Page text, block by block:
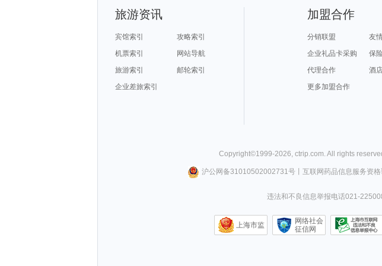
旅游资讯
宾馆索引
攻略索引
机票索引
网站导航
旅游索引
邮轮索引
企业差旅索引
加盟合作
分销联盟
友
企业礼品卡采购
保
代理合作
酒
更多加盟合作
Copyright©1999-2026 ctrip.com . All rights
沪公网备31010502002731号丨 互联网药品信息服务资格
违法和不良信息举报电话021-
上海市监
网络社会
征信网